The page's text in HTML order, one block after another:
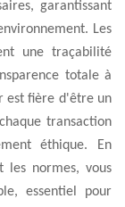
garantissant
Les
une traçabilité
totale à
est fière d'être un
transaction
éthique. En
les normes, vous
essentiel pour